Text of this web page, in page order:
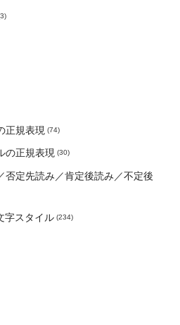
正規表現 (74)
の正規表現 (30)
否定先読み／肯定後読み／不定後
字スタイル (234)